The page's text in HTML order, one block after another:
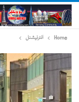
Home انٹرنیشنل